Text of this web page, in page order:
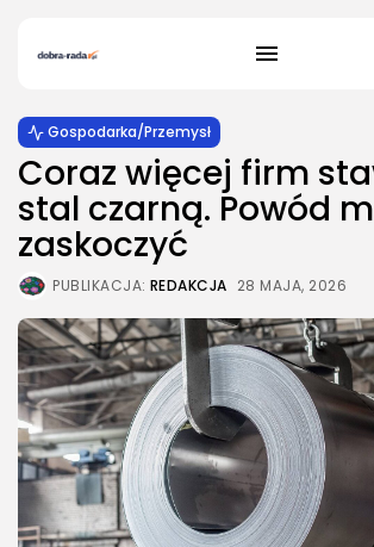
Gospodarka/Przemysł
Coraz więcej firm
stal czarną. Powód
zaskoczyć
PUBLIKACJA: REDAKCJA 28 MAJA, 2026